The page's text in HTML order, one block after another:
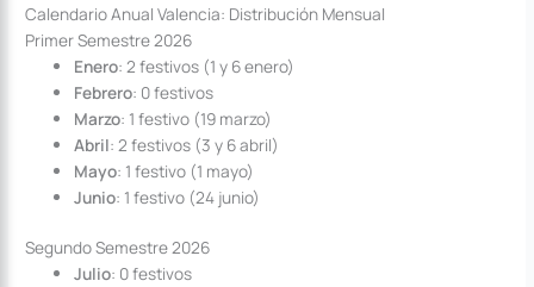
Calendario Anual Valencia: Distribución Mensual
Primer Semestre 2026
Enero: 2 festivos (1 y 6 enero)
Febrero: 0 festivos
Marzo: 1 festivo (19 marzo)
Abril: 2 festivos (3 y 6 abril)
Mayo: 1 festivo (1 mayo)
Junio: 1 festivo (24 junio)
Segundo Semestre 2026
Julio: 0 festivos